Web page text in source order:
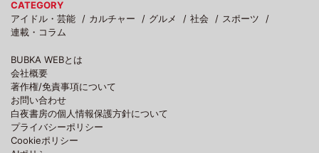
CATEGORY
アイドル・芸能
カルチャー グルメ 社会
スポーツ
連載・コラム
BUBKA WEBとは
会社概要
著作権/免責事項について
お問い合わせ
白夜書房の個人情報保護方針について
プライバシーポリシー
Cookieポリシー